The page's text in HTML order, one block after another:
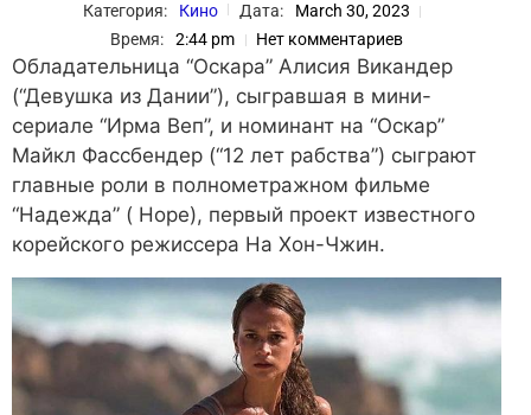
Категория: Кино Дата:
March 30, 2023
Время:
2:44 pm Нет комментариев
Обладательница “Оскара” Алисия Викандер
(“Девушка из Дании”), сыгравшая в мини-
сериале “Ирма Веп”, и номинант на “Оскар”
Майкл Фассбендер (“12 лет рабства”) сыграют
главные роли в полнометражном фильме
“Надежда” ( Hope), первый проект известного
корейского режиссера На Хон-Чжин.